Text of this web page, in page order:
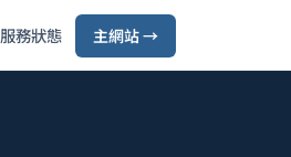
服務狀態 主網站 →